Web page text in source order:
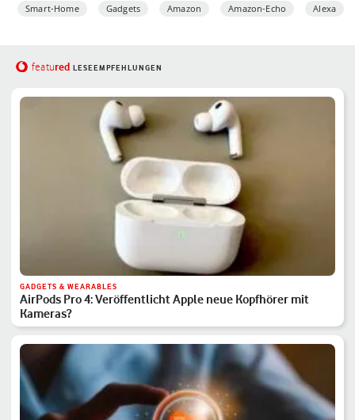
Smart-Home Gadgets Amazon Amazon-Echo Alexa
featured LESEEMPFEHLUNGEN
GADGETS & WEARABLES
AirPods Pro 4: Veröffentlicht Apple neue Kopfhörer mit
Kameras?